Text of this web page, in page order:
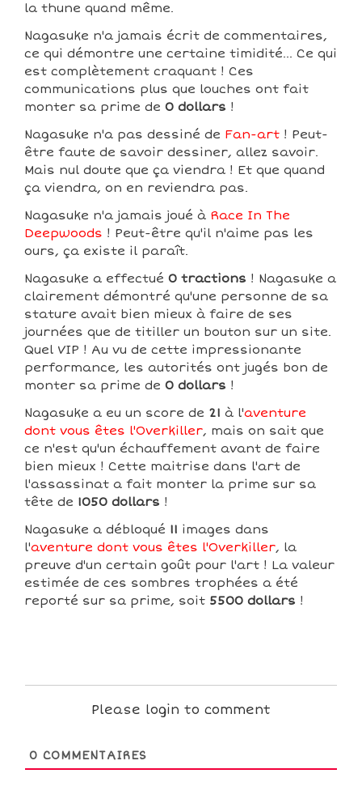
la thune quand même.
Nagasuke n'a jamais écrit de commentaires,
ce qui démontre une certaine timidité... Ce qui
est complètement craquant ! Ces
communications plus que louches ont fait
monter sa prime de 0 dollars !
Nagasuke n'a pas dessiné de Fan-art ! Peut-
être faute de savoir dessiner, allez savoir.
Mais nul doute que ça viendra ! Et que quand
ça viendra, on en reviendra pas.
Nagasuke n'a jamais joué à Race In The
Deepwoods ! Peut-être qu'il n'aime pas les
ours, ça existe il paraît.
Nagasuke a effectué 0 tractions ! Nagasuke a
clairement démontré qu'une personne de sa
stature avait bien mieux à faire de ses
journées que de titiller un bouton sur un site.
Quel VIP ! Au vu de cette impressionante
performance, les autorités ont jugés bon de
monter sa prime de 0 dollars !
Nagasuke a eu un score de 21 à l'aventure
dont vous êtes l'Overkiller, mais on sait que
ce n'est qu'un échauffement avant de faire
bien mieux ! Cette maitrise dans l'art de
l'assassinat a fait monter la prime sur sa
tête de 1050 dollars !
Nagasuke a débloqué 11 images dans
l'aventure dont vous êtes l'Overkiller, la
preuve d'un certain goût pour l'art ! La valeur
estimée de ces sombres trophées a été
reporté sur sa prime, soit 5500 dollars !
Please login to comment
0 COMMENTAIRES